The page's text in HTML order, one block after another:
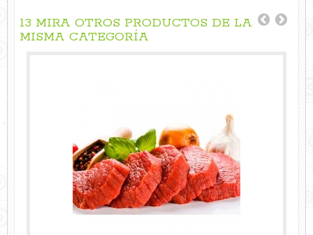
13 MIRA OTROS PRODUCTOS DE LA
MISMA CATEGORÍA